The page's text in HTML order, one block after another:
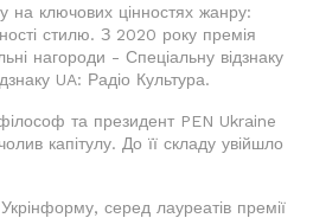
на ключових цінностях жанру:
стилю. З 2020 року премія
нагороди - Спеціальну відзнаку
UA: Радіо Культура.
та президент PEN Ukraine
капітулу. До її складу увійшло
серед лауреатів премії